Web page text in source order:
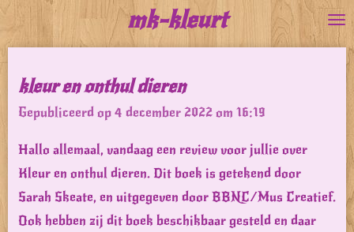
direct
de
hoofdinhoud
mk-kleurt
kleur en onthul dieren
Gepubliceerd op 4 december 2022 om 16:19
Hallo allemaal, vandaag een review voor jullie over
Kleur en onthul dieren. Dit boek is getekend door
Sarah Skeate, en uitgegeven door BBNC/Mus Creatief.
Ook hebben zij dit boek beschikbaar gesteld en daar